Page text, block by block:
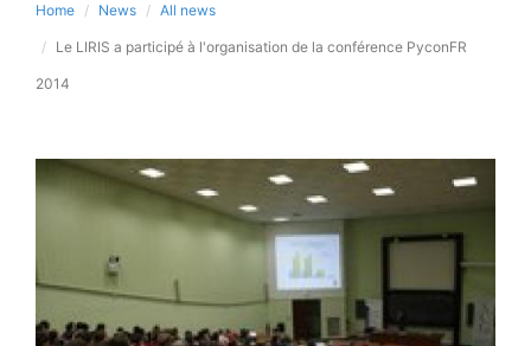
Home News All news
Le LIRIS a participé à l'organisation de la conférence PyconFR
2014